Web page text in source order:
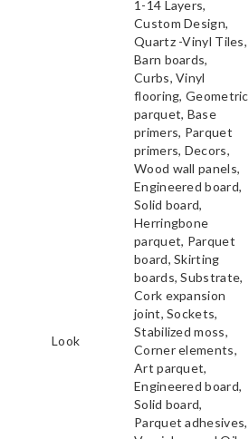
1-14 Layers,
Custom Design,
Look
Quartz -Vinyl Tiles,
Barn boards,
Curbs, Vinyl
flooring, Geometric
parquet, Base
primers, Parquet
primers, Decors,
Wood wall panels,
Engineered board,
Solid board,
Herringbone
parquet, Parquet
board, Skirting
boards, Substrate,
Cork expansion
joint, Sockets,
Stabilized moss,
Corner elements,
Art parquet,
Engineered board,
Solid board,
Parquet adhesives,